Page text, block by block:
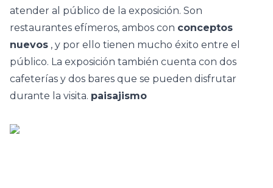
atender al público de la exposición. Son
restaurantes efímeros, ambos con conceptos
nuevos , y por ello tienen mucho éxito entre el
público. La exposición también cuenta con dos
cafeterías y dos bares que se pueden disfrutar
durante la visita. paisajismo